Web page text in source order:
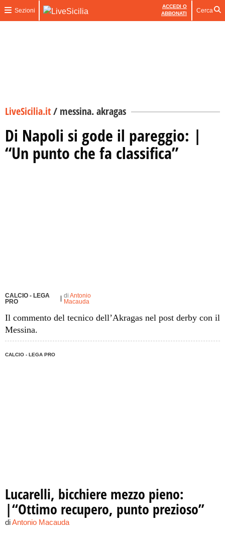
Sezioni
ACCEDI O
ABBONATI
Cerca
LiveSicilia.it/ messina. akragas
Di Napoli si gode il pareggio: |
“Un punto che fa classifica”
CALCIO - LEGA
PRO
diAntonio
Macauda
Il commento del tecnico dell’Akragas nel post derby con il
Messina.
CALCIO - LEGA PRO
Lucarelli, bicchiere mezzo pieno:
|“Ottimo recupero, punto prezioso”
diAntonio Macauda